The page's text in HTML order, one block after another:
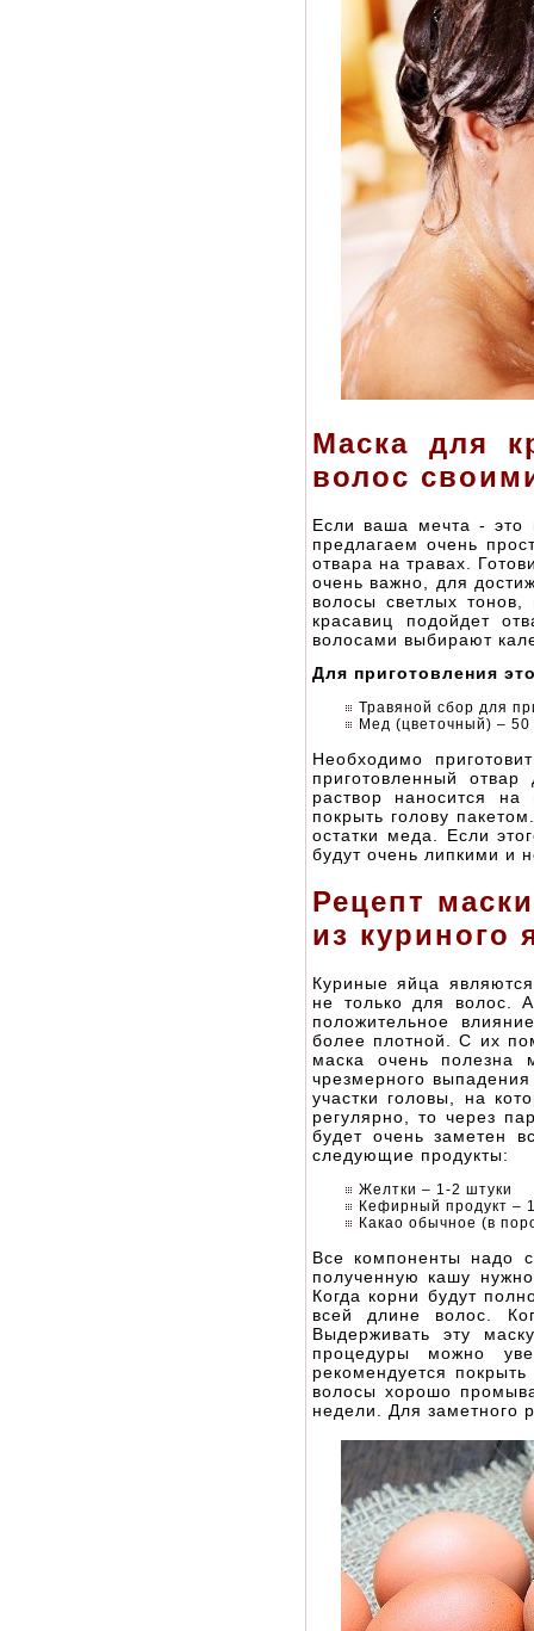
Маска для
волос
Если ваша мечта - это
предлагаем очень
отвара на травах.
очень важно, для
волосы светлых
красавиц подойдет
волосами выбирают
Для приготовления
Травяной сбор для
Мед (цветочный) –
Необходимо
приготовленный
раствор наносится
покрыть голову
остатки меда. Если
будут очень липкими и
Рецепт
из куриного
Куриные яйца
не только для волос.
положительное
более плотной. С их
маска очень полезна
чрезмерного
участки головы, на
регулярно, то через
будет очень заметен
следующие продукты:
Желтки – 1-2 штуки
Кефирный продукт –
Какао обычное (в
Все компоненты надо
полученную кашу
Когда корни будут
всей длине волос.
Выдерживать эту
процедуры можно
рекомендуется
волосы хорошо
недели. Для заметного